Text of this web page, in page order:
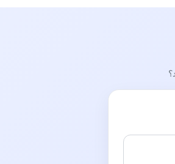
مجلس شورای اسلامی